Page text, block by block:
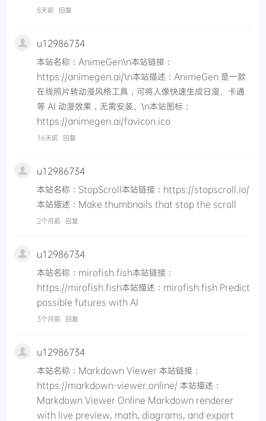
8天前 回复
u12986734
本站名称：AnimeGen\n本站链接：
https://animegen.ai/\n本站描述：AnimeGen 是一款
在线照片转动漫风格工具，可将人像快速生成日漫、卡通
等 AI 动漫效果，无需安装。\n本站图标：
https://animegen.ai/favicon.ico
16天前 回复
u12986734
本站名称：StopScroll本站链接：https://stopscroll.io/
本站描述：Make thumbnails that stop the scroll
2个月前 回复
u12986734
本站名称：mirofish.fish本站链接：
https://mirofish.fish本站描述：mirofish.fish Predict
possible futures with AI
3个月前 回复
u12986734
本站名称：Markdown Viewer 本站链接：
https://markdown-viewer.online/ 本站描述：
Markdown Viewer Online Markdown renderer
with live preview, math, diagrams, and export